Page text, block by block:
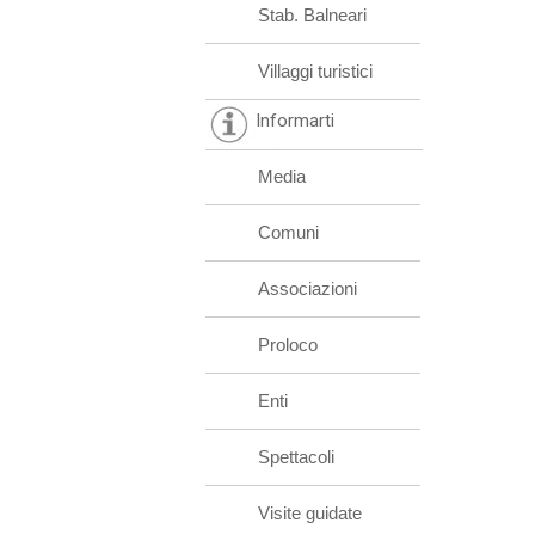
Stab. Balneari
Villaggi turistici
Informarti
Media
Comuni
Associazioni
Proloco
Enti
Spettacoli
Visite guidate